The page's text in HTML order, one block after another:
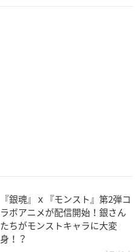
『銀魂』ｘ『モンスト』第2弾コ
ラボアニメが配信開始！銀さん
たちがモンストキャラに大変
身！？